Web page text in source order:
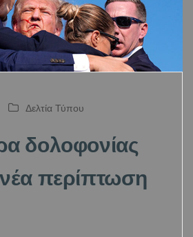
Δελτία Τύπου
δολοφονίας
περίπτωση